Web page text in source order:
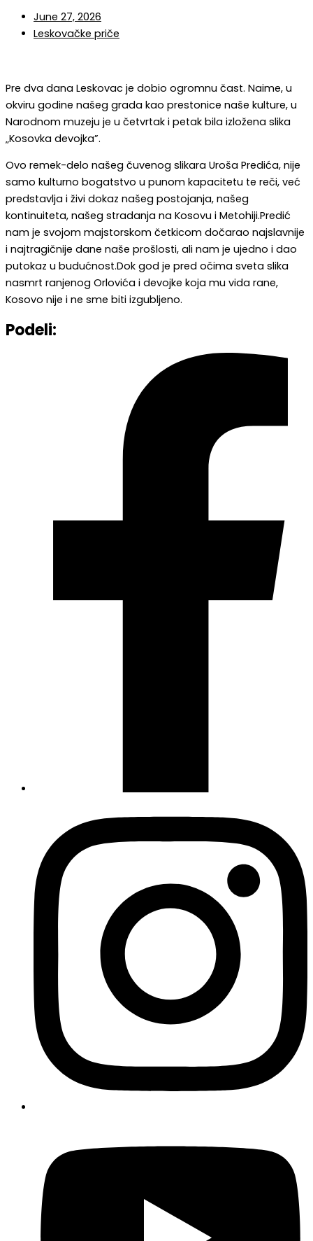
June 27, 2026
Leskovačke priče
Pre dva dana Leskovac je dobio ogromnu čast. Naime, u
okviru godine našeg grada kao prestonice naše kulture, u
Narodnom muzeju je u četvrtak i petak bila izložena slika
„Kosovka devojka”.
Ovo remek-delo našeg čuvenog slikara Uroša Predića, nije
samo kulturno bogatstvo u punom kapacitetu te reči, već
predstavlja i živi dokaz našeg postojanja, našeg
kontinuiteta, našeg stradanja na Kosovu i Metohiji.Predić
nam je svojom majstorskom četkicom dočarao najslavnije
i najtragičnije dane naše prošlosti, ali nam je ujedno i dao
putokaz u budućnost.Dok god je pred očima sveta slika
nasmrt ranjenog Orlovića i devojke koja mu vida rane,
Kosovo nije i ne sme biti izgubljeno.
Podeli: